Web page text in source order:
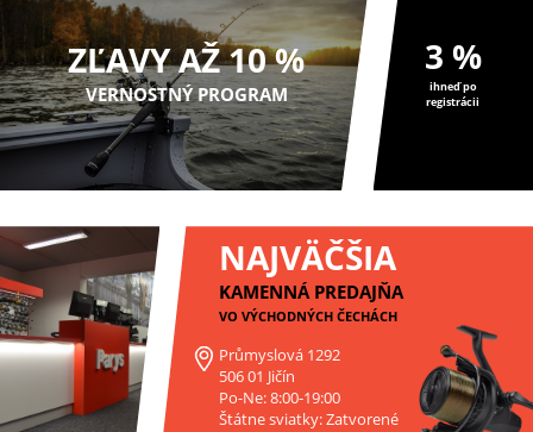
ZĽAVY AŽ 10 %
VERNOSTNÝ PROGRAM
3 %
ihneď po
registrácii
NAJVÄČŠIA
KAMENNÁ PREDAJŇA
VO VÝCHODNÝCH ČECHÁCH
Průmyslová 1292
506 01 Jičín
Po-Ne: 8:00-19:00
Štátne sviatky: Zatvorené